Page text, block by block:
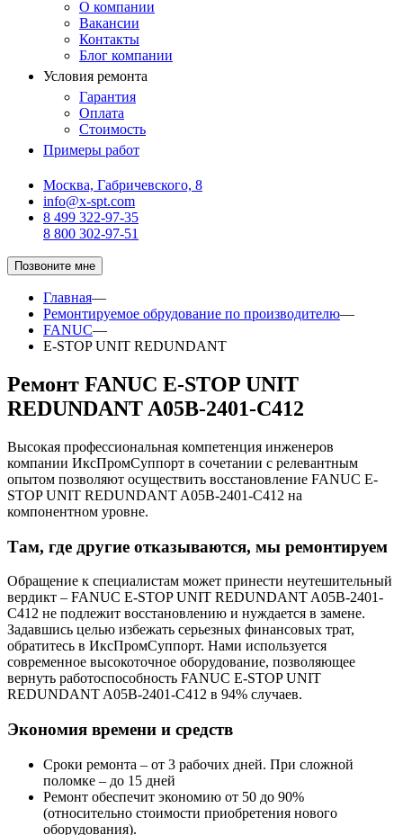
О компании
Вакансии
Контакты
Блог компании
Условия ремонта
Гарантия
Оплата
Стоимость
Примеры работ
Москва, Габричевского, 8
info@x-spt.com
8 499 322-97-35
8 800 302-97-51
Позвоните мне
Главная—
Ремонтируемое обрудование по производителю—
FANUC—
E-STOP UNIT REDUNDANT
Ремонт FANUC E-STOP UNIT
REDUNDANT A05B-2401-C412
Высокая профессиональная компетенция инженеров
компании ИксПромСуппорт в сочетании с релевантным
опытом позволяют осуществить восстановление FANUC E-
STOP UNIT REDUNDANT A05B-2401-C412 на
компонентном уровне.
Там, где другие отказываются, мы ремонтируем
Обращение к специалистам может принести неутешительный
вердикт – FANUC E-STOP UNIT REDUNDANT A05B-2401-
C412 не подлежит восстановлению и нуждается в замене.
Задавшись целью избежать серьезных финансовых трат,
обратитесь в ИксПромСуппорт. Нами используется
современное высокоточное оборудование, позволяющее
вернуть работоспособность FANUC E-STOP UNIT
REDUNDANT A05B-2401-C412 в 94% случаев.
Экономия времени и средств
Сроки ремонта – от 3 рабочих дней. При сложной
поломке – до 15 дней
Ремонт обеспечит экономию от 50 до 90%
(относительно стоимости приобретения нового
оборудования).